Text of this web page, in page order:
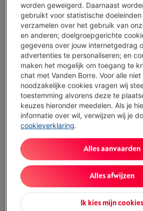
Morgen geleverd-Bekijk voorraad
€ 9,84
Koop nu
Troeven
Kabellengte: 1.11 m
worden geweigerd. Daarnaast
gebruikt voor statistische
verzamelen over het gebruik van
en anderen; doelgroepgerichte
gegevens over jouw internetgedrag
advertenties te personaliseren; en
maken het mogelijk om toegang te
chat met Vanden Borre. Voor alle
noodzakelijke cookies vragen wij
toestemming alvorens deze te
keuzes hieronder meedelen. Als je
informatie over wil, verwijzen wij je
cookieverklaring.
Ik kies mijn cookies
Alles afwijzen
Alles aanvaarden